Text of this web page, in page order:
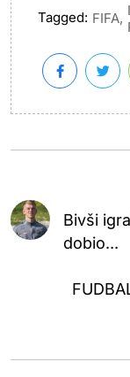
Tagged: FIFA,
Bivši
dobio...